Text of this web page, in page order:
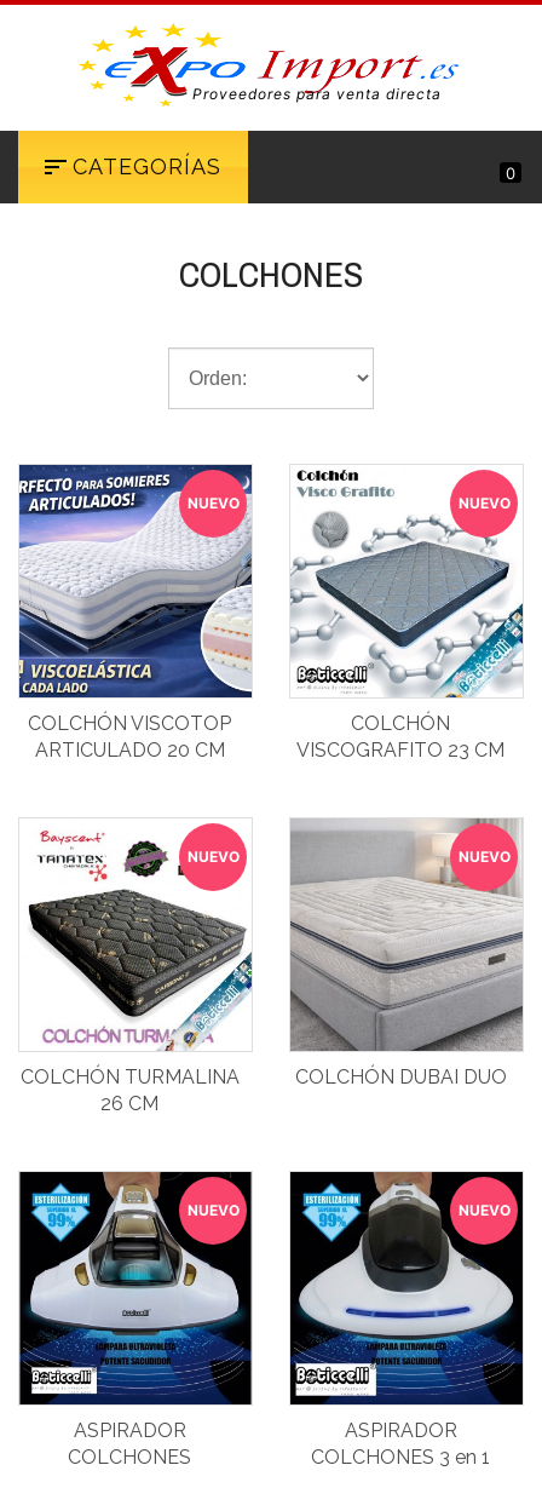
Proveedores para venta directa
CATEGORÍAS 0
COLCHONES
NUEVO
COLCHÓN VISCOTOP
ARTICULADO 20 CM
NUEVO
COLCHÓN
VISCOGRAFITO 23 CM
NUEVO
COLCHÓN TURMALINA
26 CM
NUEVO
COLCHÓN DUBAI DUO
NUEVO
ASPIRADOR
COLCHONES
NUEVO
ASPIRADOR
COLCHONES 3 en 1